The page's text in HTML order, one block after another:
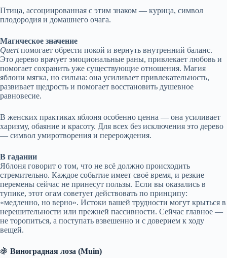
Птица, ассоциированная с этим знаком — курица, символ
плодородия и домашнего очага.
Магическое значение
Quertпомогает обрести покой и вернуть внутренний баланс.
Это дерево врачует эмоциональные раны, привлекает любовь и
помогает сохранить уже существующие отношения. Магия
яблони мягка, но сильна: она усиливает привлекательность,
развивает щедрость и помогает восстановить душевное
равновесие.
В женских практиках яблоня особенно ценна — она усиливает
харизму, обаяние и красоту. Для всех без исключения это дерево
— символ умиротворения и перерождения.
В гадании
Яблоня говорит о том, что не всё должно происходить
стремительно. Каждое событие имеет своё время, и резкие
перемены сейчас не принесут пользы. Если вы оказались в
тупике, этот огам советует действовать по принципу:
«медленно, но верно». Истоки вашей трудности могут крыться в
нерешительности или прежней пассивности. Сейчас главное —
не торопиться, а поступать взвешенно и с доверием к ходу
вещей.
🍇 Виноградная лоза (Muin)